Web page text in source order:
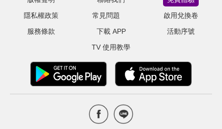
隱私權政策
服務條款
常見問題
下載 APP
TV 使用教學
啟用兌換卷
活動序號